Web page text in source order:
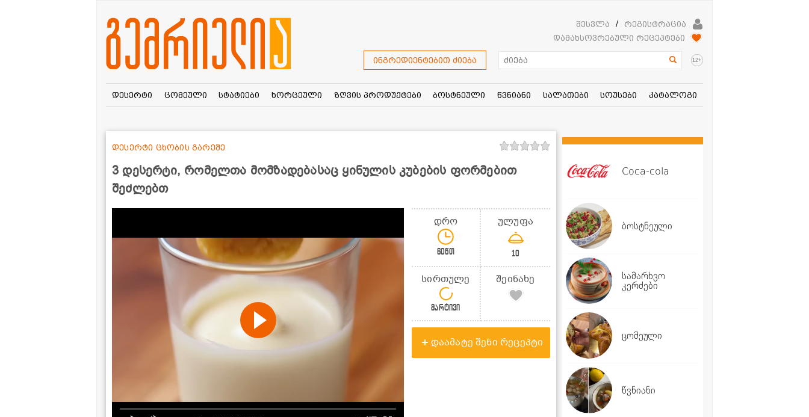
შესვლა /
რეგისტრაცია
დამახსოვრებული რეცეპტები
ინგრედიენტებით ძიება 12+
დესერტი ცომეული სტატიები ხორცეული ზღვის პროდუქტები ბოსტნეული წვნიანი სალათები სოუსები კატალოგი
3 დესერტი, რომელთა მომზადებასაც ყინულის კუბების ფორმებით
შეძლებთ
დესერტი ცხობის გარეშე
დრო
60წთ
ულუფა
10
სირთულე
მარტივი
შეინახე
დაამატე შენი რეცეპტი
Coca-cola
ბოსტნეული
სამარხვო
კერძები
ცომეული
წვნიანი